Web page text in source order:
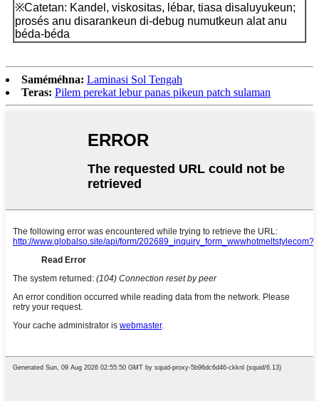
※Catetan: Kandel, viskositas, lébar, tiasa disaluyukeun;
prosés anu disarankeun di-debug numutkeun alat anu
béda-béda
Saméméhna: Laminasi Sol Tengah
Teras: Pilem perekat lebur panas pikeun patch sulaman